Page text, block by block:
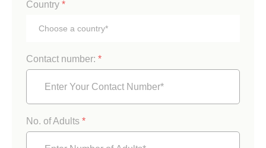
Country *
Contact number: *
No. of Adults *